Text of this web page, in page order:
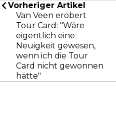
Vorheriger Artikel
Van Veen erobert
Tour Card: "Wäre
eigentlich eine
Neuigkeit gewesen,
wenn ich die Tour
Card nicht gewonnen
hätte"